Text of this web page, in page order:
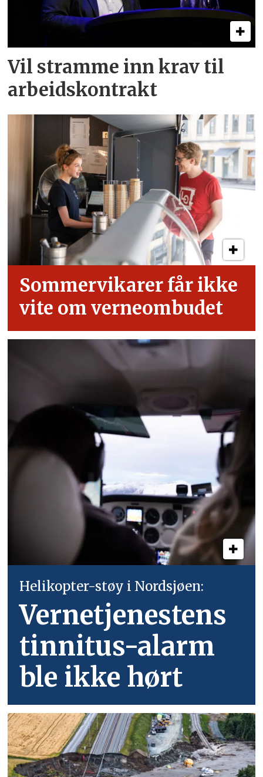
Vil stramme inn krav til
arbeids­kontrakt
Sommervikarer får ikke
vite om verneombudet
Helikopter-støy i Nordsjøen:
Vernetjenestens
tinnitus-alarm
ble ikke hørt